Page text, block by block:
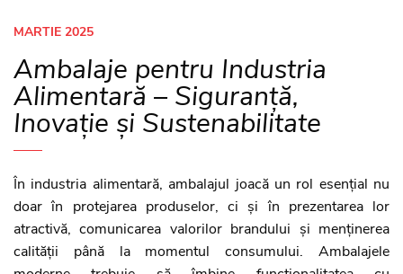
MARTIE 2025
Ambalaje pentru Industria
Alimentară – Siguranță,
Inovație și Sustenabilitate
În industria alimentară, ambalajul joacă un rol esențial nu
doar în protejarea produselor, ci și în prezentarea lor
atractivă, comunicarea valorilor brandului și menținerea
calității până la momentul consumului. Ambalajele